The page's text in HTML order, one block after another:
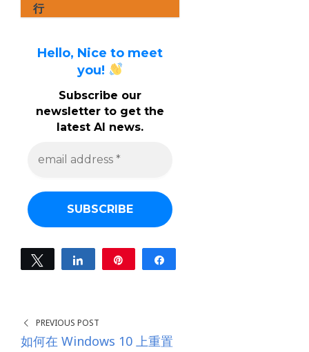
行
Hello, Nice to meet
you!
Subscribe our
newsletter to get the
latest AI news.
a
d
r
e
s
Tweet Share
PREVIOUS POST
如何在 Windows 10 上重置